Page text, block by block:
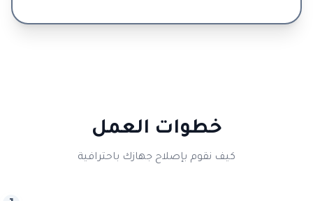
خطوات العمل
كيف نقوم بإصلاح جهازك باحترافية